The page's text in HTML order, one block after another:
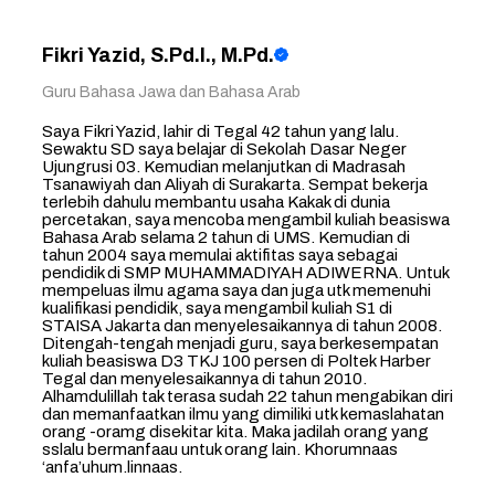
Fikri Yazid, S.Pd.I., M.Pd.
Guru Bahasa Jawa dan Bahasa Arab
Saya Fikri Yazid, lahir di Tegal 42 tahun yang lalu.
Sewaktu SD saya belajar di Sekolah Dasar Neger
Ujungrusi 03. Kemudian melanjutkan di Madrasah
Tsanawiyah dan Aliyah di Surakarta. Sempat bekerja
terlebih dahulu membantu usaha Kakak di dunia
percetakan, saya mencoba mengambil kuliah beasiswa
Bahasa Arab selama 2 tahun di UMS. Kemudian di
tahun 2004 saya memulai aktifitas saya sebagai
pendidik di SMP MUHAMMADIYAH ADIWERNA. Untuk
mempeluas ilmu agama saya dan juga utk memenuhi
kualifikasi pendidik, saya mengambil kuliah S1 di
STAISA Jakarta dan menyelesaikannya di tahun 2008.
Ditengah-tengah menjadi guru, saya berkesempatan
kuliah beasiswa D3 TKJ 100 persen di Poltek Harber
Tegal dan menyelesaikannya di tahun 2010.
Alhamdulillah tak terasa sudah 22 tahun mengabikan diri
dan memanfaatkan ilmu yang dimiliki utk kemaslahatan
orang -oramg disekitar kita. Maka jadilah orang yang
sslalu bermanfaau untuk orang lain. Khorumnaas
‘anfa’uhum.linnaas.